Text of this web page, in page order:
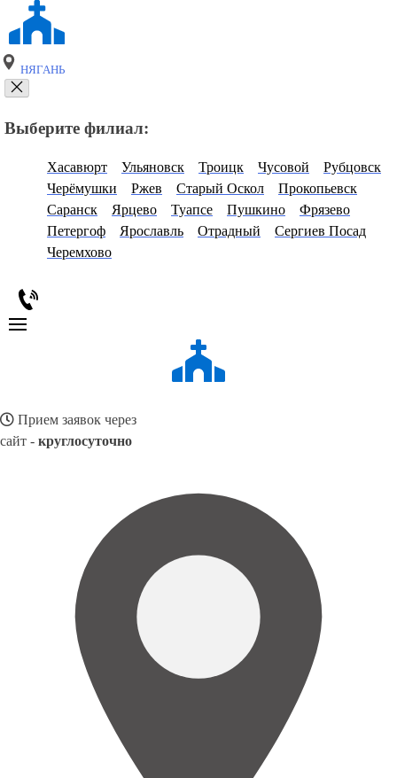
НЯГАНЬ
Выберите филиал:
Хасавюрт Ульяновск Троицк Чусовой
Рубцовск
Черёмушки
Ржев Старый Оскол
Прокопьевск
Саранск
Ярцево Туапсе Пушкино
Фрязево
Петергоф
Ярославль Отрадный
Сергиев Посад
Черемхово
Прием заявок через
сайт - круглосуточно